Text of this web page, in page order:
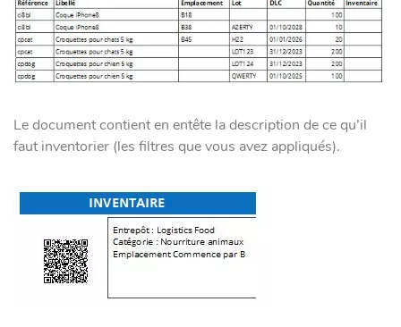
Le document contient en entête la description de ce qu’il
faut inventorier (les filtres que vous avez appliqués).